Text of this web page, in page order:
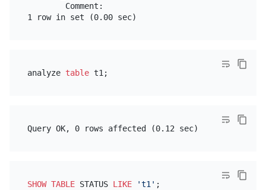
        Comment:
analyze table
SHOW TABLE STATUS LIKE 't1'